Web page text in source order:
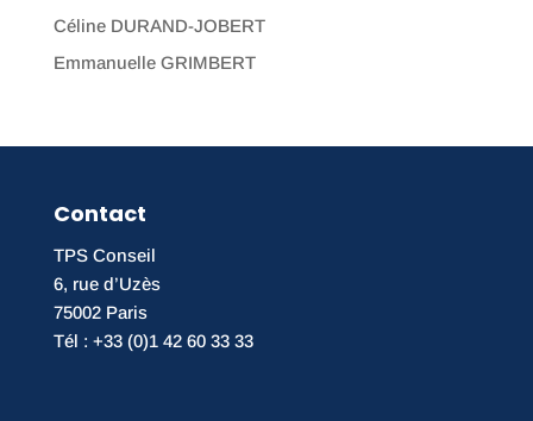
Céline DURAND-JOBERT
Emmanuelle GRIMBERT
Contact
TPS Conseil
6, rue d’Uzès
75002 Paris
Tél : +33 (0)1 42 60 33 33